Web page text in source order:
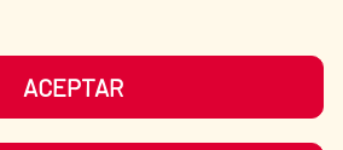
ACEPTARDATA PROTECTION